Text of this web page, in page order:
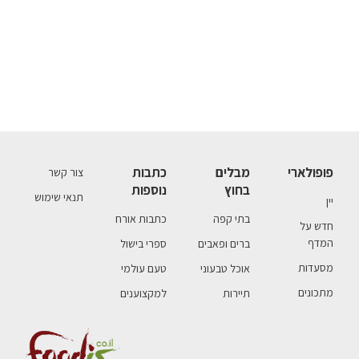
פופולארי
יין
חדש על
המדף
מסעדות
מתכונים
מבלים
בחוץ
בתי קפה
ברים ופאבים
אוכל טבעוני
תיירות
כתבות
נוספות
כתבות אורח
ספרי בישול
טעם עולמי
למקצוענים
צור קשר
תנאי שימוש